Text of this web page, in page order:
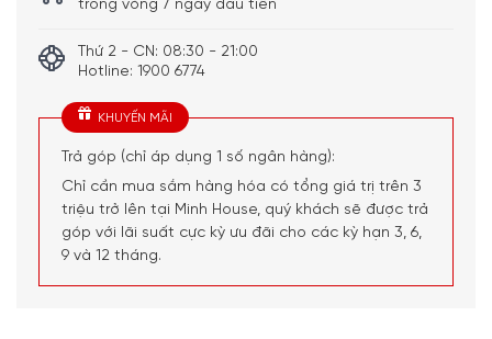
trong vòng 7 ngày đầu tiên
Thứ 2 - CN: 08:30 - 21:00
Hotline: 1900 6774
KHUYẾN MÃI
Trả góp (chỉ áp dụng 1 số ngân hàng):
Chỉ cần mua sắm hàng hóa có tổng giá trị trên 3
triệu trở lên tại Minh House, quý khách sẽ được trả
góp với lãi suất cực kỳ ưu đãi cho các kỳ hạn 3, 6,
9 và 12 tháng.